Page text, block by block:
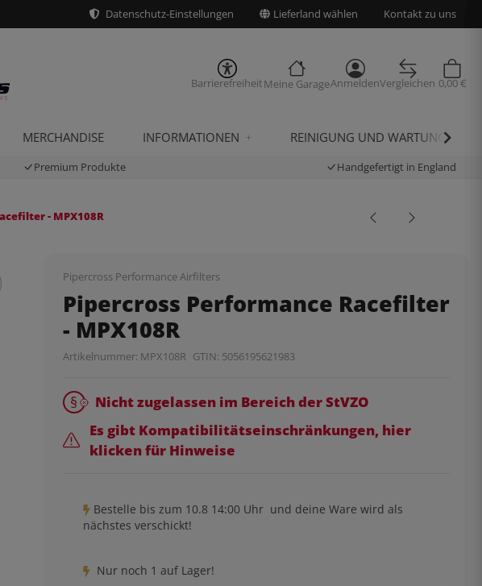
Datenschutz-Einstellungen Lieferland wählen Kontakt zu uns
BarrierefreiheitMeine GarageAnmeldenVergleichen 0,00 €
MERCHANDISE INFORMATIONEN REINIGUNG UND WARTUNG
Premium Produkte Handgefertigt in England
- MPX108R
Pipercross Performance Airfilters
Pipercross Performance Racefilter
- MPX108R
Artikelnummer: MPX108R GTIN: 5056195621983
Nicht zugelassen im Bereich der StVZO
Es gibt Kompatibilitätseinschränkungen, hier
klicken für Hinweise
Bestelle bis zum 10.8 14:00 Uhr und deine Ware wird als
nächstes verschickt!
Nur noch 1 auf Lager!